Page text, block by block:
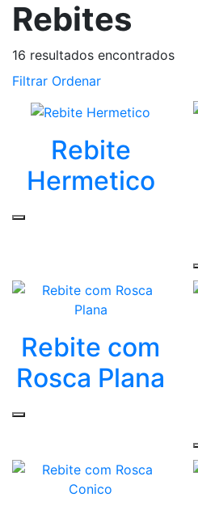
Rebites
16 resultados encontrados
Filtrar Ordenar
Rebite
Hermetico
Rebite com
Rosca Plana